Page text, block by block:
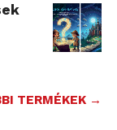
TERMÉKEK →